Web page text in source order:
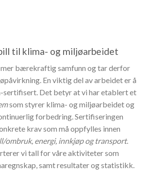
til klima- og miljøarbeidet
bærekraftig samfunn og tar derfor
En viktig del av arbeidet er å
Det betyr at vi har etablert et
som styrer klima- og miljøarbeidet og
forbedring. Sertifiseringen
krav som må oppfylles innen
ombruk, energi, innkjøp og transport.
vi tall for våre aktiviteter som
samt resultater og statistikk.